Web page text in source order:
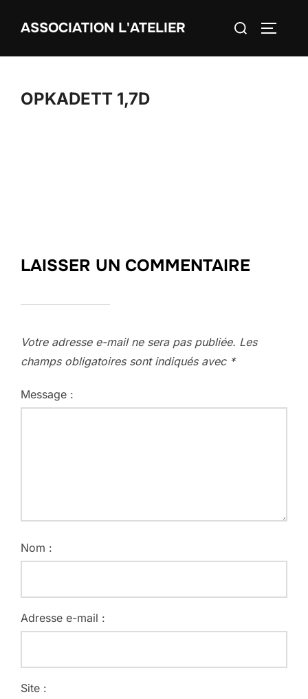
ASSOCIATION L'ATELIER Rechercher :
OPKADETT 1,7D
LAISSER UN COMMENTAIRE
Votre adresse e-mail ne sera pas publiée. Les
champs obligatoires sont indiqués avec *
Message :
Nom :
Adresse e-mail :
Site :